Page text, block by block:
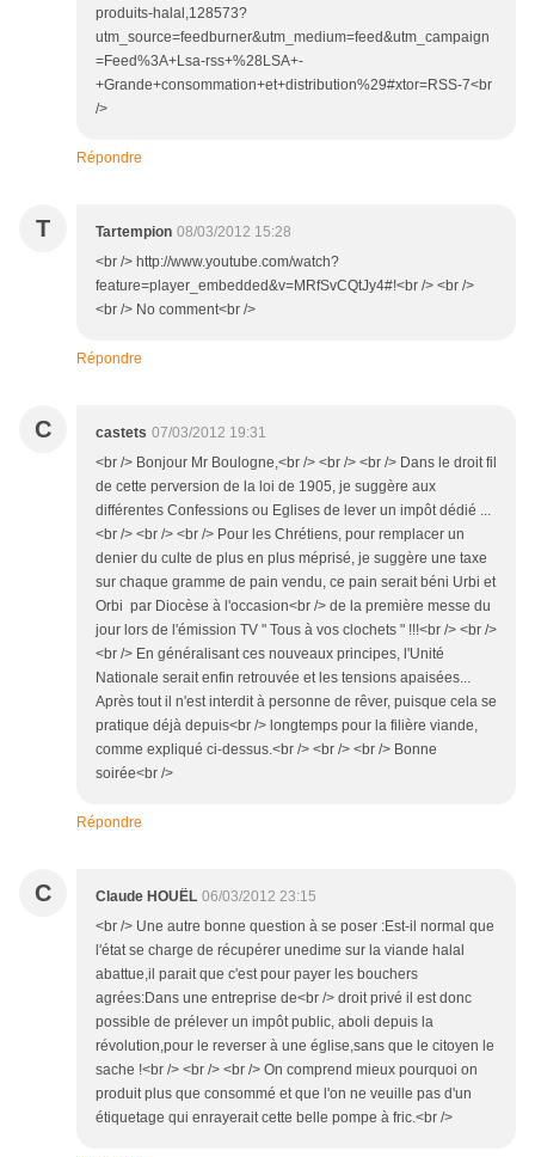
produits-halal,128573?
utm_source=feedburner&utm_medium=feed&utm_campaign
=Feed%3A+Lsa-rss+%28LSA+-
+Grande+consommation+et+distribution%29#xtor=RSS-7<br
/>
Répondre
T Tartempion 08/03/2012 15:28
<br /> http://www.youtube.com/watch?
feature=player_embedded&v=MRfSvCQtJy4#!<br /> <br />
<br /> No comment<br />
Répondre
C castets 07/03/2012 19:31
<br /> Bonjour Mr Boulogne,<br /> <br /> <br /> Dans le droit fil
de cette perversion de la loi de 1905, je suggère aux
différentes Confessions ou Eglises de lever un impôt dédié ...
<br /> <br /> <br /> Pour les Chrétiens, pour remplacer un
denier du culte de plus en plus méprisé, je suggère une taxe
sur chaque gramme de pain vendu, ce pain serait béni Urbi et
Orbi par Diocèse à l'occasion<br /> de la première messe du
jour lors de l'émission TV " Tous à vos clochets " !!!<br /> <br />
<br /> En généralisant ces nouveaux principes, l'Unité
Nationale serait enfin retrouvée et les tensions apaisées...
Après tout il n'est interdit à personne de rêver, puisque cela se
pratique déjà depuis<br /> longtemps pour la filière viande,
comme expliqué ci-dessus.<br /> <br /> <br /> Bonne
soirée<br />
Répondre
C Claude HOUËL 06/03/2012 23:15
<br /> Une autre bonne question à se poser :Est-il normal que
l'état se charge de récupérer unedime sur la viande halal
abattue,il parait que c'est pour payer les bouchers
agrées:Dans une entreprise de<br /> droit privé il est donc
possible de prélever un impôt public, aboli depuis la
révolution,pour le reverser à une église,sans que le citoyen le
sache !<br /> <br /> <br /> On comprend mieux pourquoi on
produit plus que consommé et que l'on ne veuille pas d'un
étiquetage qui enrayerait cette belle pompe à fric.<br />